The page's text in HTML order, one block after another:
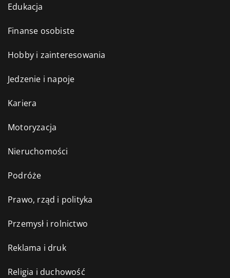
Edukacja
Finanse osobiste
Hobby i zainteresowania
Jedzenie i napoje
Kariera
Motoryzacja
Nieruchomości
Podróże
Prawo, rząd i polityka
Przemysł i rolnictwo
Reklama i druk
Religia i duchowość